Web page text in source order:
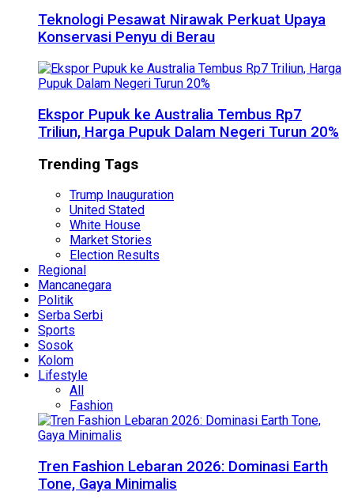
Teknologi Pesawat Nirawak Perkuat Upaya
Konservasi Penyu di Berau
Ekspor Pupuk ke Australia Tembus Rp7
Triliun, Harga Pupuk Dalam Negeri Turun 20%
Trending Tags
Trump Inauguration
United Stated
White House
Market Stories
Election Results
Regional
Mancanegara
Politik
Serba Serbi
Sports
Sosok
Kolom
Lifestyle
All
Fashion
Tren Fashion Lebaran 2026: Dominasi Earth
Tone, Gaya Minimalis